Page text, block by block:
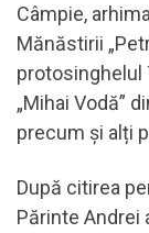
Câmpie,
Mănăstirii
protosinghelul
„Mihai Vodă”
precum și alți
După citirea
Părinte Andrei